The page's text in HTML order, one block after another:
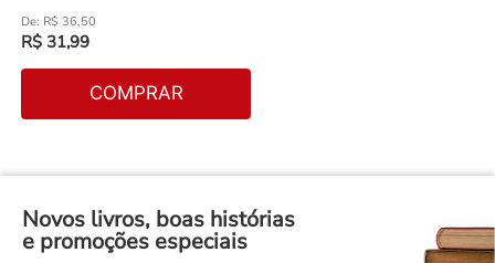
R$ 36,50
R$ 31,99
COMPRAR
Novos livros, boas histórias
e promoções especiais